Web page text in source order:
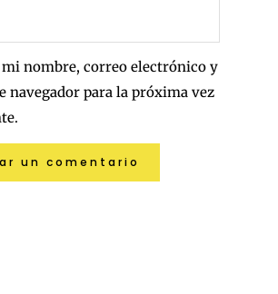
mi nombre, correo electrónico y
navegador para la próxima vez